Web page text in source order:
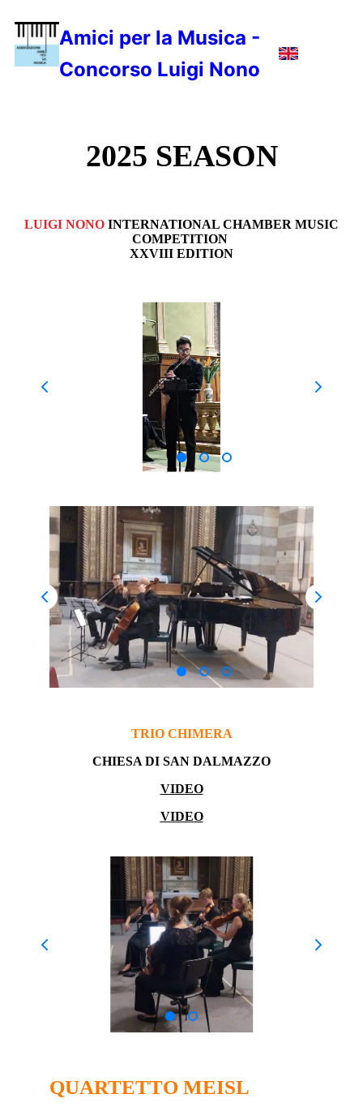
Amici per la Musica -
Concorso Luigi Nono
2025 SEASON
LUIGI NONO INTERNATIONAL CHAMBER MUSIC
COMPETITION
XXVIII EDITION
TRIO CHIMERA
CHIESA DI SAN DALMAZZO
VIDEO
VIDEO
QUARTETTO MEISL